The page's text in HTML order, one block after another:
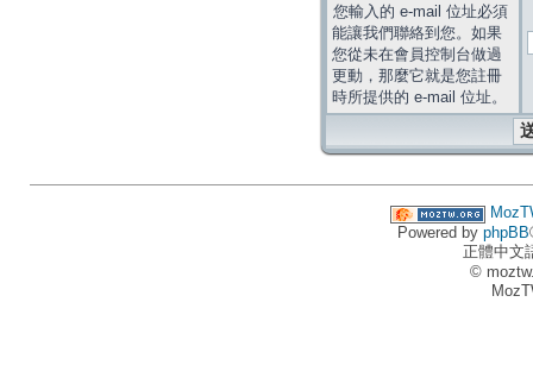
您輸入的 e-mail 位址必須
能讓我們聯絡到您。如果
您從未在會員控制台做過
更動，那麼它就是您註冊
時所提供的 e-mail 位址。
Powered by phpBB
正體中文
©